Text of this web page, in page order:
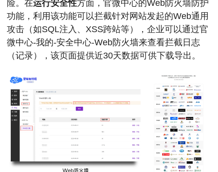
险。在运行安全性方面，官微中心的Web防火墙防护
功能，利用该功能可以拦截针对网站发起的Web通用
攻击（如SQL注入、XSS跨站等），企业可以通过官
微中心-我的-安全中心-Web防火墙来查看拦截日志
（记录），该页面提供近30天数据可供下载导出。